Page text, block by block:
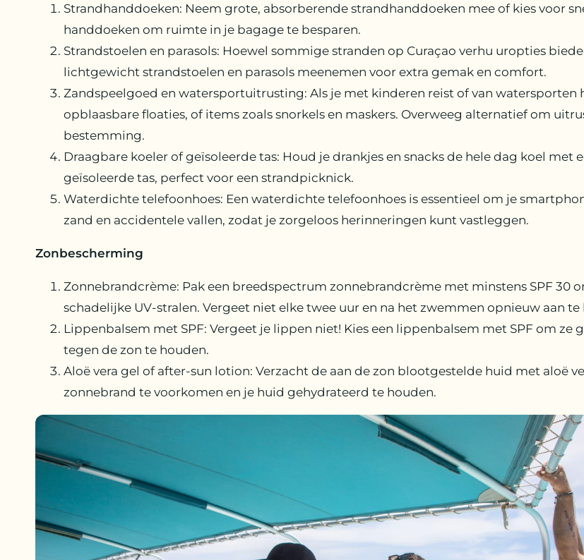
Strandhanddoeken: Neem grote, absorberende strandhanddoeken mee of kies voor
handdoeken om ruimte in je bagage te besparen.
Strandstoelen en parasols: Hoewel sommige stranden op Curaçao verhu uropties
lichtgewicht strandstoelen en parasols meenemen voor extra gemak en comfort.
Zandspeelgoed en watersportuitrusting: Als je met kinderen reist of van watersporten
opblaasbare floaties, of items zoals snorkels en maskers. Overweeg alternatief om
bestemming.
Draagbare koeler of geïsoleerde tas: Houd je drankjes en snacks de hele dag koel met
geïsoleerde tas, perfect voor een strandpicknick.
Waterdichte telefoonhoes: Een waterdichte telefoonhoes is essentieel om je
zand en accidentele vallen, zodat je zorgeloos herinneringen kunt vastleggen.
Zonbescherming
Zonnebrandcrème: Pak een breedspectrum zonnebrandcrème met minstens SPF 30
schadelijke UV-stralen. Vergeet niet elke twee uur en na het zwemmen opnieuw aan te
Lippenbalsem met SPF: Vergeet je lippen niet! Kies een lippenbalsem met SPF om ze
tegen de zon te houden.
Aloë vera gel of after-sun lotion: Verzacht de aan de zon blootgestelde huid met aloë
zonnebrand te voorkomen en je huid gehydrateerd te houden.